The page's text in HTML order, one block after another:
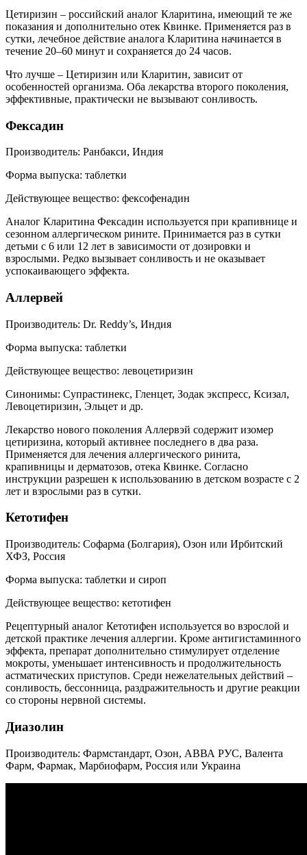
Цетиризин – российский аналог Кларитина, имеющий те же
показания и дополнительно отек Квинке. Применяется раз в
сутки, лечебное действие аналога Кларитина начинается в
течение 20–60 минут и сохраняется до 24 часов.
Что лучше – Цетиризин или Кларитин, зависит от
особенностей организма. Оба лекарства второго поколения,
эффективные, практически не вызывают сонливость.
Фексадин
Производитель: Ранбакси, Индия
Форма выпуска: таблетки
Действующее вещество: фексофенадин
Аналог Кларитина Фексадин используется при крапивнице и
сезонном аллергическом рините. Принимается раз в сутки
детьми с 6 или 12 лет в зависимости от дозировки и
взрослыми. Редко вызывает сонливость и не оказывает
успокаивающего эффекта.
Аллервей
Производитель: Dr. Reddy’s, Индия
Форма выпуска: таблетки
Действующее вещество: левоцетиризин
Синонимы: Супрастинекс, Гленцет, Зодак экспресс, Ксизал,
Левоцетиризин, Эльцет и др.
Лекарство нового поколения Аллервэй содержит изомер
цетиризина, который активнее последнего в два раза.
Применяется для лечения аллергического ринита,
крапивницы и дерматозов, отека Квинке. Согласно
инструкции разрешен к использованию в детском возрасте с 2
лет и взрослыми раз в сутки.
Кетотифен
Производитель: Софарма (Болгария), Озон или Ирбитский
ХФЗ, Россия
Форма выпуска: таблетки и сироп
Действующее вещество: кетотифен
Рецептурный аналог Кетотифен используется во взрослой и
детской практике лечения аллергии. Кроме антигистаминного
эффекта, препарат дополнительно стимулирует отделение
мокроты, уменьшает интенсивность и продолжительность
астматических приступов. Среди нежелательных действий –
сонливость, бессонница, раздражительность и другие реакции
со стороны нервной системы.
Диазолин
Производитель: Фармстандарт, Озон, АВВА РУС, Валента
Фарм, Фармак, Марбиофарм, Россия или Украина